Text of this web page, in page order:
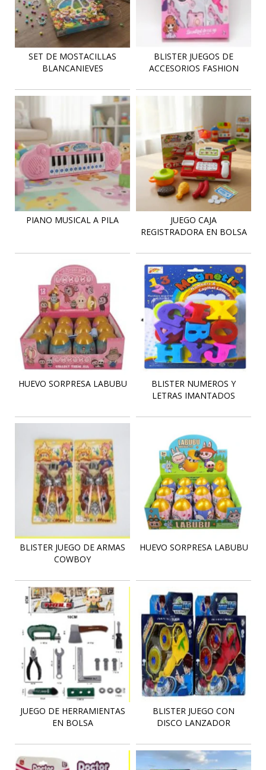
SET DE MOSTACILLAS
BLANCANIEVES
BLISTER JUEGOS DE
ACCESORIOS FASHION
PIANO MUSICAL A PILA
JUEGO CAJA
REGISTRADORA EN BOLSA
HUEVO SORPRESA LABUBU
BLISTER NUMEROS Y
LETRAS IMANTADOS
BLISTER JUEGO DE ARMAS
COWBOY
HUEVO SORPRESA LABUBU
JUEGO DE HERRAMIENTAS
EN BOLSA
BLISTER JUEGO CON
DISCO LANZADOR